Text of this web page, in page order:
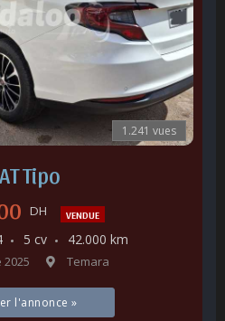
1.241 vues
Tipo
DH VENDUE
5 cv 42.000 km
Temara
l'annonce »